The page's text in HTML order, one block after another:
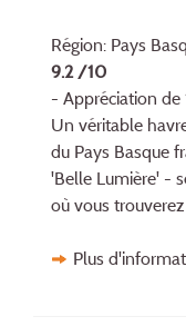
Région: Pays
9.2 /10
- Appréciation de
Un véritable
du Pays Basque
'Belle Lumière' -
où vous trou­verez
Plus